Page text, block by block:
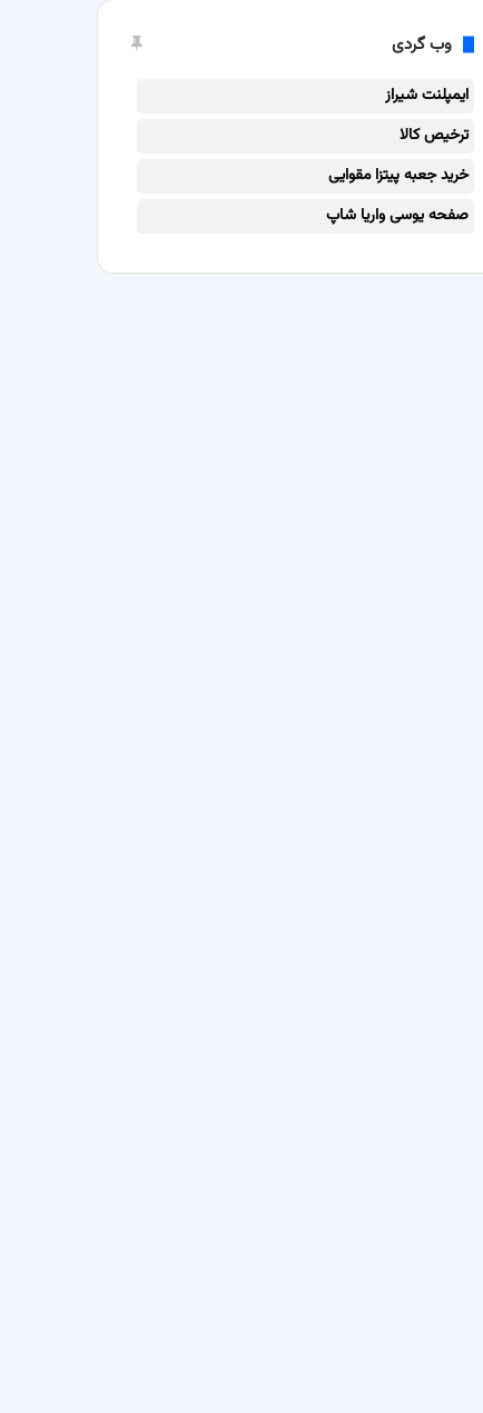
وب گردی
ایمپلنت شیراز
ترخیص کالا
خرید جعبه پیتزا مقوایی
صفحه یوسی واریا شاپ